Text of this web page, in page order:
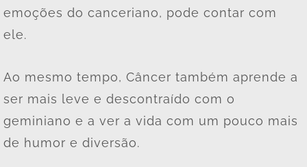
emoções do canceriano, pode contar com
ele.
Ao mesmo tempo, Câncer também aprende a
ser mais leve e descontraído com o
geminiano e a ver a vida com um pouco mais
de humor e diversão.